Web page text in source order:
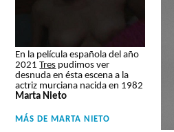
En la película española del año
2021Tres pudimos ver
desnuda en ésta escena a la
actriz murciana nacida en 1982
Marta Nieto
MÁS DE MARTA NIETO